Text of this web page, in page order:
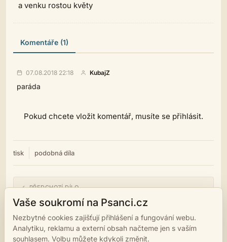
a venku rostou květy
Komentáře (1)
07.08.2018 22:18 KubajZ
paráda
Pokud chcete vložit komentář, musíte se přihlásit.
tisk podobná díla
← PŘEDCHOZÍ DÍLO
Dívka
NÁSLEDUJÍCÍ DÍLO →
Vaše soukromí na Psanci.cz
Nezbytné cookies zajišťují přihlášení a fungování webu.
Analytiku, reklamu a externí obsah načteme jen s vaším
souhlasem. Volbu můžete kdykoli změnit.